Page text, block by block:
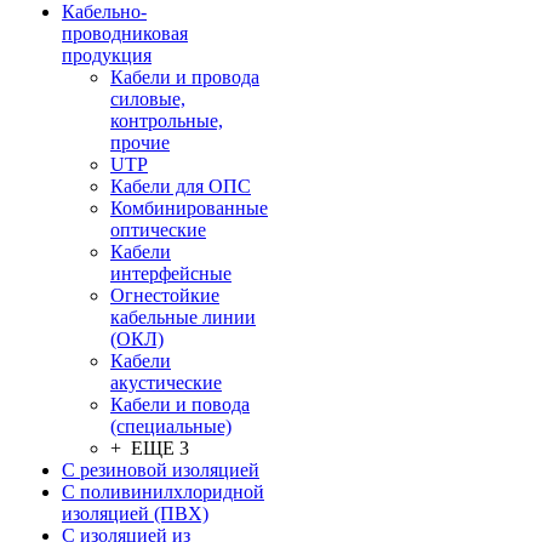
Кабельно-
проводниковая
продукция
Кабели и провода
силовые,
контрольные,
прочие
UTP
Кабели для ОПС
Комбинированные
оптические
Кабели
интерфейсные
Огнестойкие
кабельные линии
(ОКЛ)
Кабели
акустические
Кабели и повода
(специальные)
+ ЕЩЕ 3
С резиновой изоляцией
С поливинилхлоридной
изоляцией (ПВХ)
С изоляцией из